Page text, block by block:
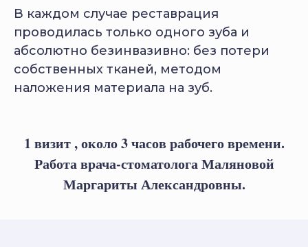
В каждом случае реставрация
проводилась только одного зуба и
абсолютно безинвазивно: без потери
собственных тканей, методом
наложения материала на зуб.
1 визит , около 3 часов рабочего времени.
Работа врача-стоматолога Маляновой
Маргариты Александровны.